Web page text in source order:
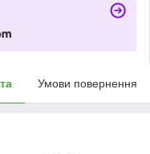
Умови повернення